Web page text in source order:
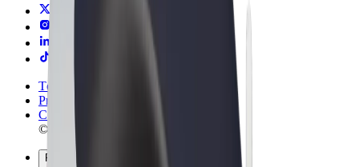
Términos y Condiciones
Privacidad
Cookies
© 2026 Bolt Technology OÜ
Productos